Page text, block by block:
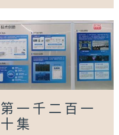
第一千二百一
十集